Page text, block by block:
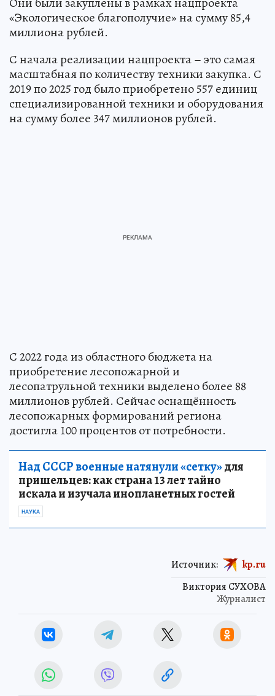
«Экологическое благополучие» на сумму 85,4
миллиона рублей.
С начала реализации нацпроекта – это самая
масштабная по количеству техники закупка. С
2019 по 2025 год было приобретено 557 единиц
специализированной техники и оборудования
на сумму более 347 миллионов рублей.
С 2022 года из областного бюджета на
приобретение лесопожарной и
лесопатрульной техники выделено более 88
миллионов рублей. Сейчас оснащённость
лесопожарных формирований региона
достигла 100 процентов от потребности.
Над СССР военные натянули «сетку»для
пришельцев: как страна 13 лет тайно
искала и изучала инопланетных гостей
НАУКА
Виктория СУХОВА
Журналист
Источник: kp.ru